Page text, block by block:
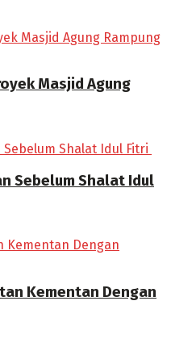
Masjid Agung
Sebelum Shalat Idul
Kementan Dengan